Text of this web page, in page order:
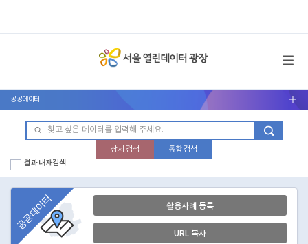
메뉴 열기
공공데이터 서브메뉴 열기
상세 검색
통합 검색
결과 내 재검색
공공데이터 활용사례 등록
URL 복사